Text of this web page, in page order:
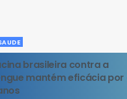
brasileira contra a
mantém eficácia por